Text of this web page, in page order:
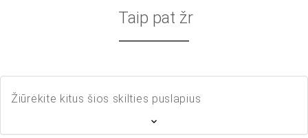
Taip pat žr
Žiūrėkite kitus šios skilties puslapius